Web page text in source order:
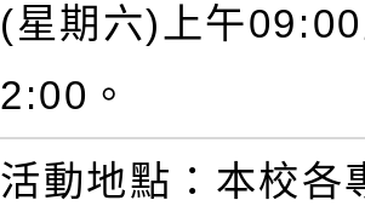
(星期六)上午
2:00。
活動地點：本校各